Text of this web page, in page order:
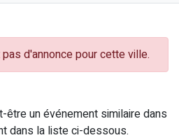
d'annonce pour cette ville.
un événement similaire dans
dans la liste ci-dessous.